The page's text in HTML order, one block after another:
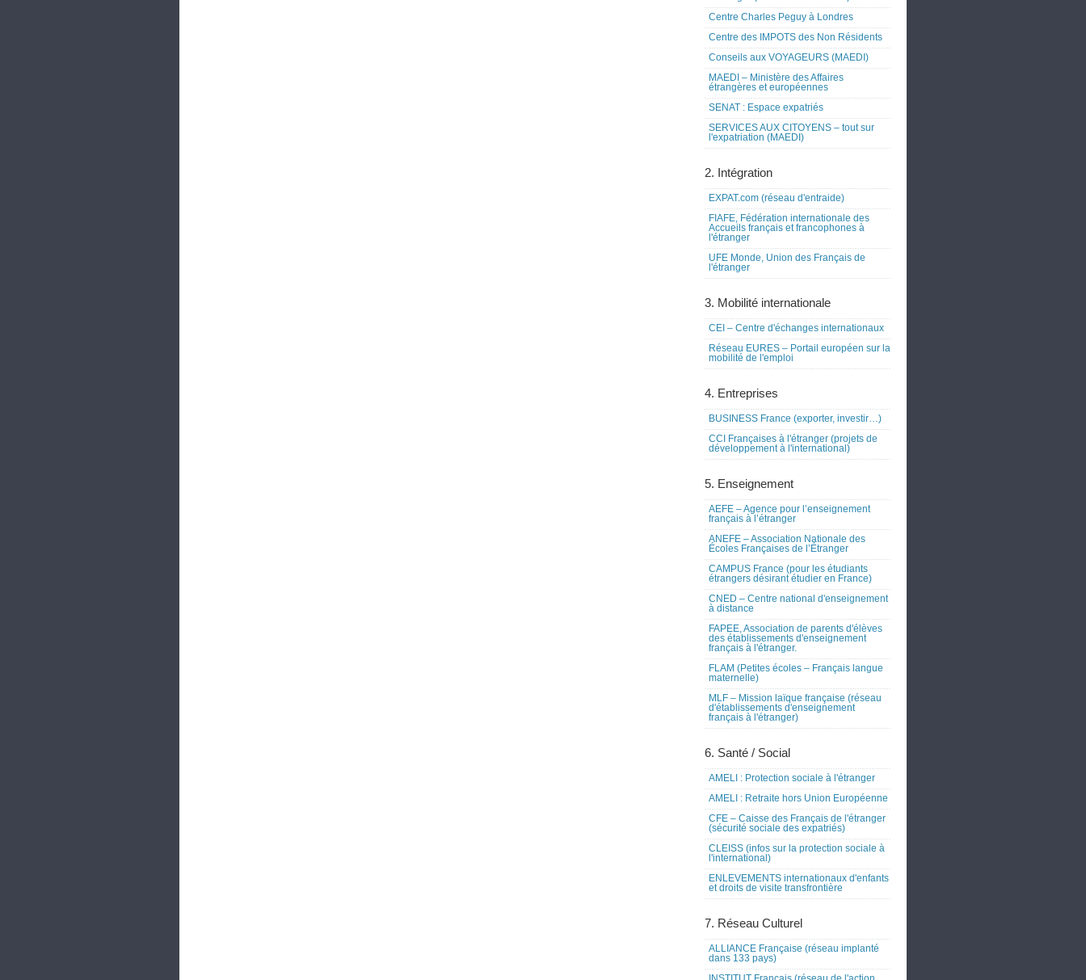
Centre Charles Peguy à Londres
Centre des IMPOTS des Non Résidents
Conseils aux VOYAGEURS (MAEDI)
MAEDI – Ministère des Affaires
étrangères et européennes
SENAT : Espace expatriés
SERVICES AUX CITOYENS – tout sur
l'expatriation (MAEDI)
2. Intégration
EXPAT.com (réseau d'entraide)
FIAFE, Fédération internationale des
Accueils français et francophones à
l'étranger
UFE Monde, Union des Français de
l'étranger
3. Mobilité internationale
CEI – Centre d'échanges internationaux
Réseau EURES – Portail européen sur la
mobilité de l'emploi
4. Entreprises
BUSINESS France (exporter, investir…)
CCI Françaises à l'étranger (projets de
développement à l'international)
5. Enseignement
AEFE – Agence pour l’enseignement
français à l’étranger
ANEFE – Association Nationale des
Écoles Françaises de l’Étranger
CAMPUS France (pour les étudiants
étrangers désirant étudier en France)
CNED – Centre national d'enseignement
à distance
FAPEE, Association de parents d'élèves
des établissements d'enseignement
français à l'étranger.
FLAM (Petites écoles – Français langue
maternelle)
MLF – Mission laïque française (réseau
d'établissements d'enseignement
français à l'étranger)
6. Santé / Social
AMELI : Protection sociale à l'étranger
AMELI : Retraite hors Union Européenne
CFE – Caisse des Français de l'étranger
(sécurité sociale des expatriés)
CLEISS (infos sur la protection sociale à
l'international)
ENLEVEMENTS internationaux d'enfants
et droits de visite transfrontière
7. Réseau Culturel
ALLIANCE Française (réseau implanté
dans 133 pays)